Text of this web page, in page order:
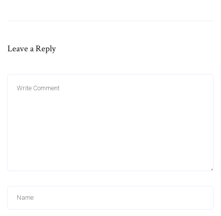
Leave a Reply